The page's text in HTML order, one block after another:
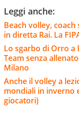
Leggi anche:
Beach volley,
in diretta Rai. La
Lo sgarbo di Orro a
Team senza
Milano
Anche il volley a
mondiali in inverno
giocatori)